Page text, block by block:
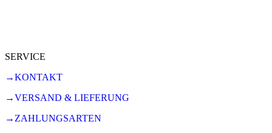
SERVICE
→KONTAKT
→VERSAND & LIEFERUNG
→ZAHLUNGSARTEN